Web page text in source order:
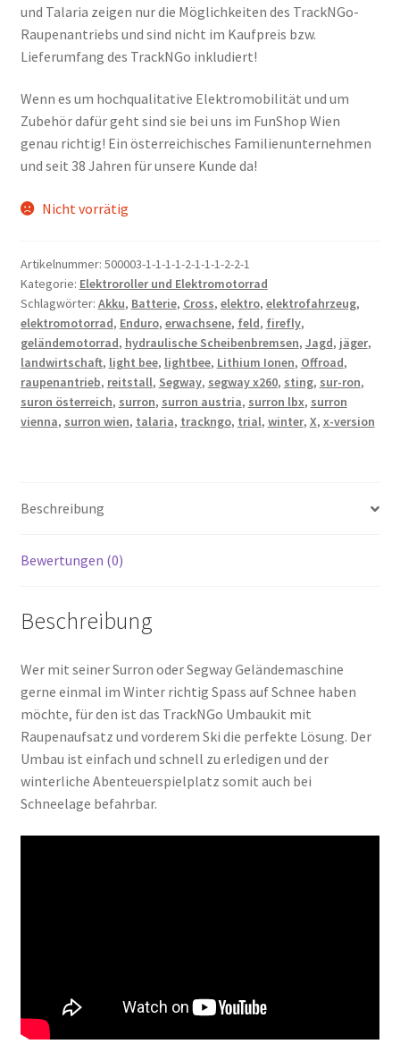
und Talaria zeigen nur die Möglichkeiten des TrackNGo-
Raupenantriebs und sind nicht im Kaufpreis bzw.
Lieferumfang des TrackNGo inkludiert!
Wenn es um hochqualitative Elektromobilität und um
Zubehör dafür geht sind sie bei uns im FunShop Wien
genau richtig! Ein österreichisches Familienunternehmen
und seit 38 Jahren für unsere Kunde da!
Nicht vorrätig
Artikelnummer: 500003-1-1-1-1-2-1-1-1-2-2-1
Kategorie: Elektroroller und Elektromotorrad
Schlagwörter: Akku, Batterie, Cross, elektro, elektrofahrzeug,
elektromotorrad, Enduro, erwachsene, feld, firefly,
geländemotorrad, hydraulische Scheibenbremsen, Jagd, jäger,
landwirtschaft, light bee, lightbee, Lithium Ionen, Offroad,
raupenantrieb, reitstall, Segway, segway x260, sting, sur-ron,
suron österreich, surron, surron austria, surron lbx, surron
vienna, surron wien, talaria, trackngo, trial, winter, X, x-version
Beschreibung
Bewertungen (0)
Beschreibung
Wer mit seiner Surron oder Segway Geländemaschine
gerne einmal im Winter richtig Spass auf Schnee haben
möchte, für den ist das TrackNGo Umbaukit mit
Raupenaufsatz und vorderem Ski die perfekte Lösung. Der
Umbau ist einfach und schnell zu erledigen und der
winterliche Abenteuerspielplatz somit auch bei
Schneelage befahrbar.